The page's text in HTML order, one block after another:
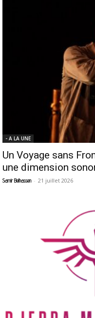
- A LA UNE
Un Voyage sans
une dimension
Samir Belhassen - 21 juillet 2026